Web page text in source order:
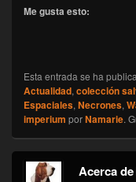
Me gusta esto:
Esta entrada se ha
Actualidad, colección
Espaciales, Necrones,
imperium porNamarie.
Acerca